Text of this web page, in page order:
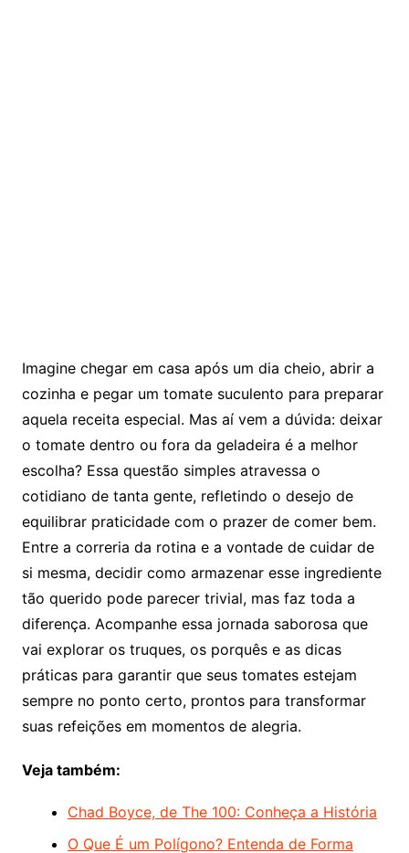
Imagine chegar em casa após um dia cheio, abrir a
cozinha e pegar um tomate suculento para preparar
aquela receita especial. Mas aí vem a dúvida: deixar
o tomate dentro ou fora da geladeira é a melhor
escolha? Essa questão simples atravessa o
cotidiano de tanta gente, refletindo o desejo de
equilibrar praticidade com o prazer de comer bem.
Entre a correria da rotina e a vontade de cuidar de
si mesma, decidir como armazenar esse ingrediente
tão querido pode parecer trivial, mas faz toda a
diferença. Acompanhe essa jornada saborosa que
vai explorar os truques, os porquês e as dicas
práticas para garantir que seus tomates estejam
sempre no ponto certo, prontos para transformar
suas refeições em momentos de alegria.
Veja também:
Chad Boyce, de The 100: Conheça a História
O Que É um Polígono? Entenda de Forma